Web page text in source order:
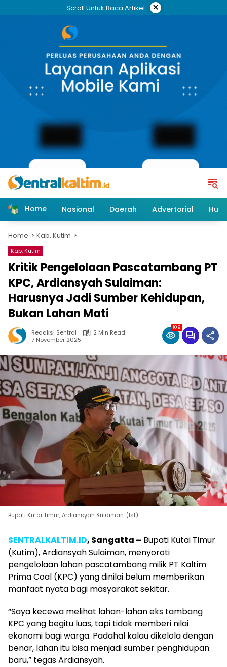
Scroll Untuk Baca Artikel ×
Home Nasional Daerah Advertorial
Home Kab. Kutim
Kab. Kutim
Kritik Pengelolaan Pascatambang PT
KPC, Ardiansyah Sulaiman:
Harusnya Jadi Sumber Kehidupan,
Bukan Lahan Mati
Redaksi Sentral
2 Min Read
7 November 2025
109
Bupati Kutai Timur, Ardiansyah Sulaiman. (Ist)
SENTRALKALTIM.ID, Sangatta – Bupati Kutai Timur
(Kutim), Ardiansyah Sulaiman, menyoroti
pengelolaan lahan pascatambang milik PT Kaltim
Prima Coal (KPC) yang dinilai belum memberikan
manfaat nyata bagi masyarakat sekitar.
“Saya kecewa melihat lahan-lahan eks tambang
KPC yang begitu luas, tapi tidak memberi nilai
ekonomi bagi warga. Padahal kalau dikelola dengan
benar, lahan itu bisa menjadi sumber penghidupan
baru,” tegas Ardiansyah.